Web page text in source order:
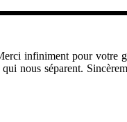
infiniment pour
nous séparent.